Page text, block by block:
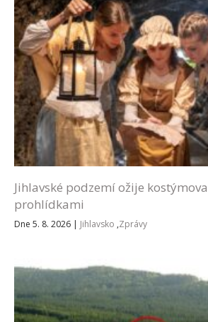
Jihlavské podzemí ožije
prohlídkami
Dne 5. 8. 2026 | Jihlavsko ,Zprávy